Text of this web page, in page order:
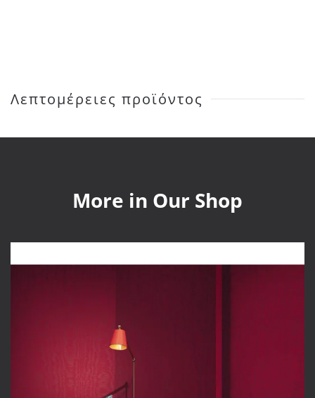
Λεπτομέρειες προϊόντος
More in Our Shop